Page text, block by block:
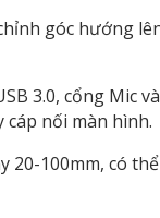
góc hướng
3.0, cổng Mic
cáp nối màn hình.
20-100mm, có